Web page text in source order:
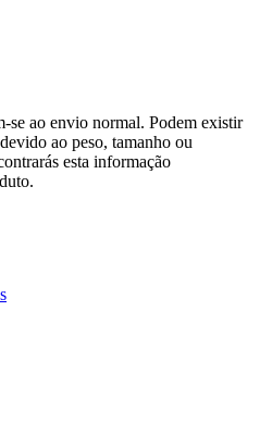
se ao envio normal. Podem existir
ao peso, tamanho ou
esta informação